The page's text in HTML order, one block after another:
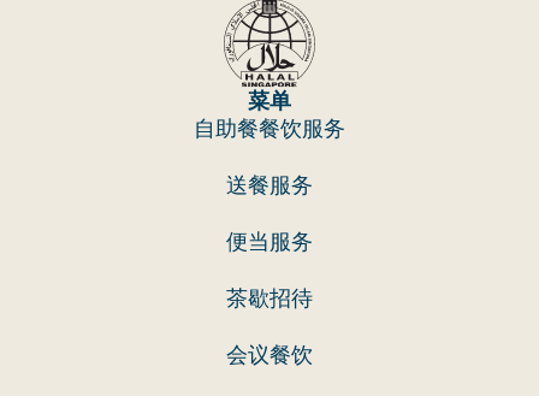
菜单
自助餐餐饮服务
送餐服务
便当服务
茶歇招待
会议餐饮